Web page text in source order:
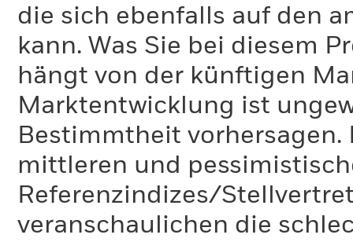
die sich ebenfalls auf den
kann. Was Sie bei diesem
hängt von der künftigen
Marktentwicklung ist
Bestimmtheit
mittleren und
Referenzindizes/
veranschaulichen die